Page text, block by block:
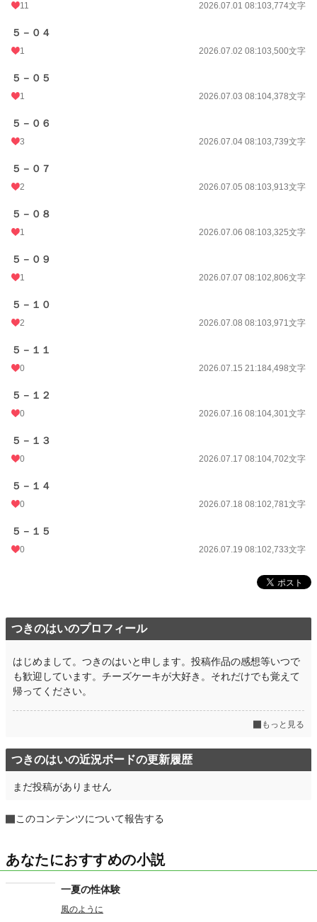
11 2026.07.01 08:103,774文字
５－０４
1 2026.07.02 08:103,500文字
５－０５
1 2026.07.03 08:104,378文字
５－０６
3 2026.07.04 08:103,739文字
５－０７
2 2026.07.05 08:103,913文字
５－０８
1 2026.07.06 08:103,325文字
５－０９
1 2026.07.07 08:102,806文字
５－１０
2 2026.07.08 08:103,971文字
５－１１
0 2026.07.15 21:184,498文字
５－１２
0 2026.07.16 08:104,301文字
５－１３
0 2026.07.17 08:104,702文字
５－１４
0 2026.07.18 08:102,781文字
５－１５
0 2026.07.19 08:102,733文字
つきのはいのプロフィール
はじめまして。つきのはいと申します。投稿作品の感想等いつで
も歓迎しています。チーズケーキが大好き。それだけでも覚えて
帰ってください。
もっと見る
つきのはいの近況ボードの更新履歴
まだ投稿がありません
このコンテンツについて報告する
あなたにおすすめの小説
一夏の性体験
風のように